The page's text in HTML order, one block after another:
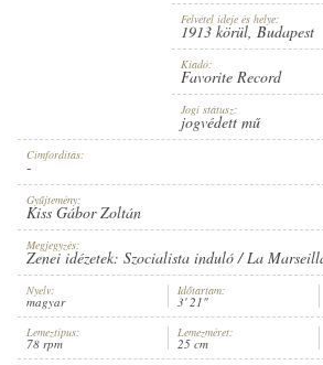
FAVORITE RECORD
PLATTENAUFNAHME:
Felvétel ideje és helye:
1913 körül, Budapest
Kiadó:
Favorite Record
Jogi státusz:
jogvédett mű
Címfordítás:
-
Gyűjtemény:
Kiss Gábor Zoltán
Megjegyzés:
Zenei idézetek: Szocialista induló / La
Nyelv:
magyar
Időtartam:
3' 21"
Lemeztípus:
78 rpm
Lemezméret:
25 cm